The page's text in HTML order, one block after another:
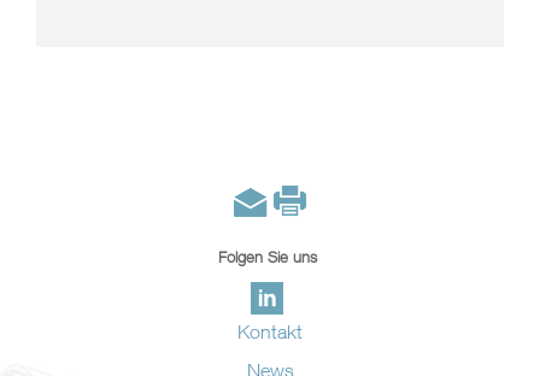
Folgen Sie uns
Kontakt
News